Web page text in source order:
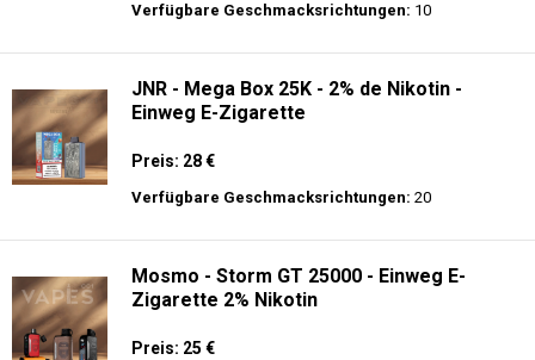
Verfügbare Geschmacksrichtungen: 10
JNR - Mega Box 25K - 2% de Nikotin -
Einweg E-Zigarette
Preis: 28 €
Verfügbare Geschmacksrichtungen: 20
Mosmo - Storm GT 25000 - Einweg E-
Zigarette 2% Nikotin
Preis: 25 €